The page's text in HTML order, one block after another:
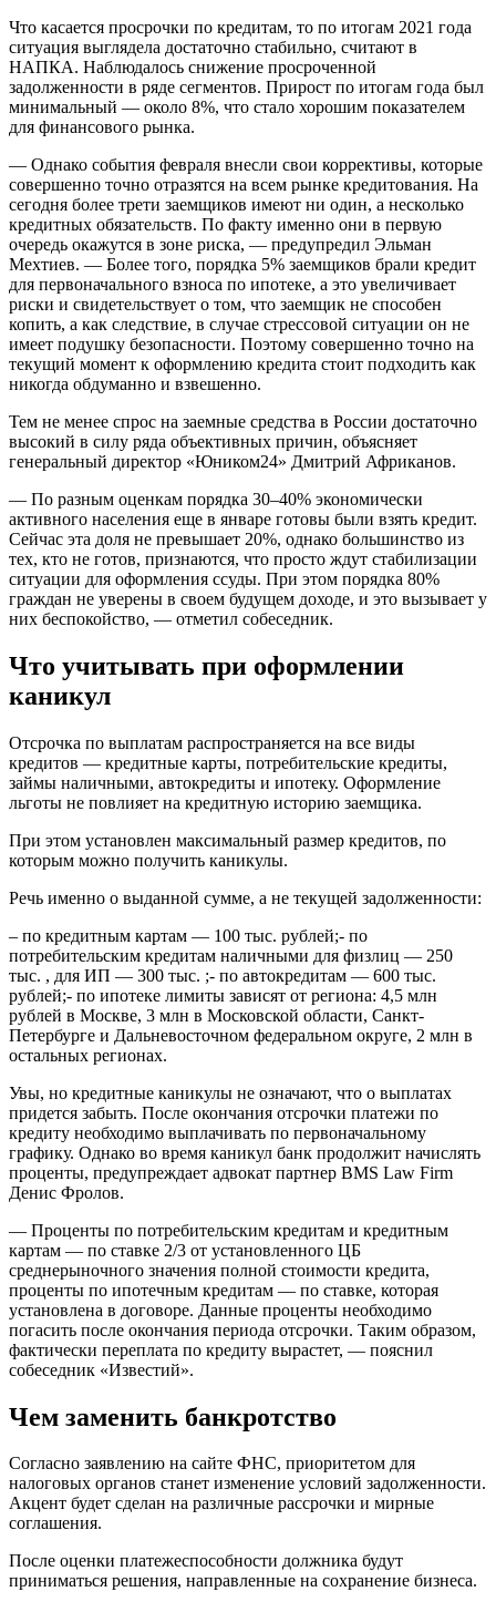
Что касается просрочки по кредитам, то по итогам 2021 года
ситуация выглядела достаточно стабильно, считают в
НАПКА. Наблюдалось снижение просроченной
задолженности в ряде сегментов. Прирост по итогам года был
минимальный — около 8%, что стало хорошим показателем
для финансового рынка.
— Однако события февраля внесли свои коррективы, которые
совершенно точно отразятся на всем рынке кредитования. На
сегодня более трети заемщиков имеют ни один, а несколько
кредитных обязательств. По факту именно они в первую
очередь окажутся в зоне риска, — предупредил Эльман
Мехтиев. — Более того, порядка 5% заемщиков брали кредит
для первоначального взноса по ипотеке, а это увеличивает
риски и свидетельствует о том, что заемщик не способен
копить, а как следствие, в случае стрессовой ситуации он не
имеет подушку безопасности. Поэтому совершенно точно на
текущий момент к оформлению кредита стоит подходить как
никогда обдуманно и взвешенно.
Тем не менее спрос на заемные средства в России достаточно
высокий в силу ряда объективных причин, объясняет
генеральный директор «Юником24» Дмитрий Африканов.
— По разным оценкам порядка 30–40% экономически
активного населения еще в январе готовы были взять кредит.
Сейчас эта доля не превышает 20%, однако большинство из
тех, кто не готов, признаются, что просто ждут стабилизации
ситуации для оформления ссуды. При этом порядка 80%
граждан не уверены в своем будущем доходе, и это вызывает у
них беспокойство, — отметил собеседник.
Что учитывать при оформлении
каникул
Отсрочка по выплатам распространяется на все виды
кредитов — кредитные карты, потребительские кредиты,
займы наличными, автокредиты и ипотеку. Оформление
льготы не повлияет на кредитную историю заемщика.
При этом установлен максимальный размер кредитов, по
которым можно получить каникулы.
Речь именно о выданной сумме, а не текущей задолженности:
– по кредитным картам — 100 тыс. рублей;- по
потребительским кредитам наличными для физлиц — 250
тыс. , для ИП — 300 тыс. ;- по автокредитам — 600 тыс.
рублей;- по ипотеке лимиты зависят от региона: 4,5 млн
рублей в Москве, 3 млн в Московской области, Санкт-
Петербурге и Дальневосточном федеральном округе, 2 млн в
остальных регионах.
Увы, но кредитные каникулы не означают, что о выплатах
придется забыть. После окончания отсрочки платежи по
кредиту необходимо выплачивать по первоначальному
графику. Однако во время каникул банк продолжит начислять
проценты, предупреждает адвокат партнер BMS Law Firm
Денис Фролов.
— Проценты по потребительским кредитам и кредитным
картам — по ставке 2/3 от установленного ЦБ
среднерыночного значения полной стоимости кредита,
проценты по ипотечным кредитам — по ставке, которая
установлена в договоре. Данные проценты необходимо
погасить после окончания периода отсрочки. Таким образом,
фактически переплата по кредиту вырастет, — пояснил
собеседник «Известий».
Чем заменить банкротство
Согласно заявлению на сайте ФНС, приоритетом для
налоговых органов станет изменение условий задолженности.
Акцент будет сделан на различные рассрочки и мирные
соглашения.
После оценки платежеспособности должника будут
приниматься решения, направленные на сохранение бизнеса.